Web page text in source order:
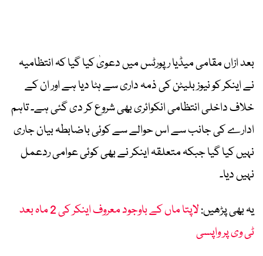
بعد ازاں مقامی میڈیا رپورٹس میں دعویٰ کیا گیا کہ انتظامیہ
نے اینکر کو نیوز بلیٹن کی ذمہ داری سے ہٹا دیا ہے اور ان کے
خلاف داخلی انتظامی انکوائری بھی شروع کر دی گئی ہے۔ تاہم
ادارے کی جانب سے اس حوالے سے کوئی باضابطہ بیان جاری
نہیں کیا گیا جبکہ متعلقہ اینکر نے بھی کوئی عوامی ردعمل
نہیں دیا۔
یہ بھی پڑھیں:
لاپتا ماں کے باوجود معروف اینکر کی 2 ماہ بعد
ٹی وی پر واپسی